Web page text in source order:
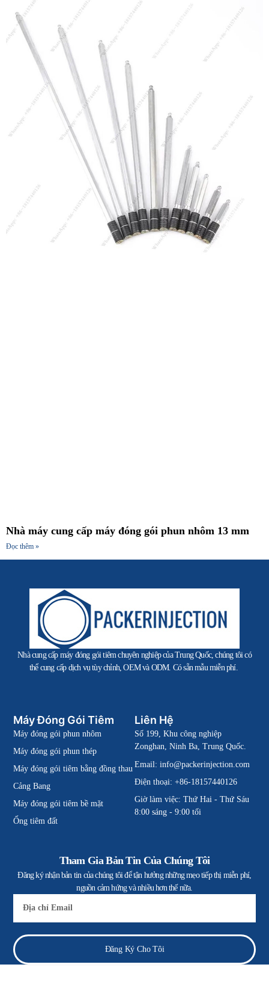
Nhà máy cung cấp máy đóng gói phun nhôm 13 mm
Đọc thêm »
Nhà cung cấp máy đóng gói tiêm chuyên nghiệp của Trung Quốc, chúng tôi có
thể cung cấp dịch vụ tùy chỉnh, OEM và ODM. Có sẵn mẫu miễn phí.
Máy Đóng Gói Tiêm
Máy đóng gói phun nhôm
Máy đóng gói phun thép
Máy đóng gói tiêm bằng đồng thau
Cảng Bang
Máy đóng gói tiêm bề mặt
Ống tiêm đất
Liên Hệ
Số 199, Khu công nghiệp
Zonghan, Ninh Ba, Trung Quốc.
Email: info@packerinjection.com
Điện thoại: +86-18157440126
Giờ làm việc: Thứ Hai - Thứ Sáu
8:00 sáng - 9:00 tối
Tham Gia Bản Tin Của Chúng Tôi
Đăng ký nhận bản tin của chúng tôi để tận hưởng những mẹo tiếp thị miễn phí,
nguồn cảm hứng và nhiều hơn thế nữa.
mail
Đăng Ký Cho Tôi